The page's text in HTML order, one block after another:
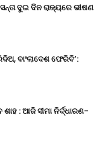
ଦୁଇ ଦିନ ରାଜ୍ୟରେ ଭୀଷଣ
ବାଂଲାଦେଶ ଫେରିବି’:
: ଆଜି ସୀମା ନିର୍ଦ୍ଧାରଣ-